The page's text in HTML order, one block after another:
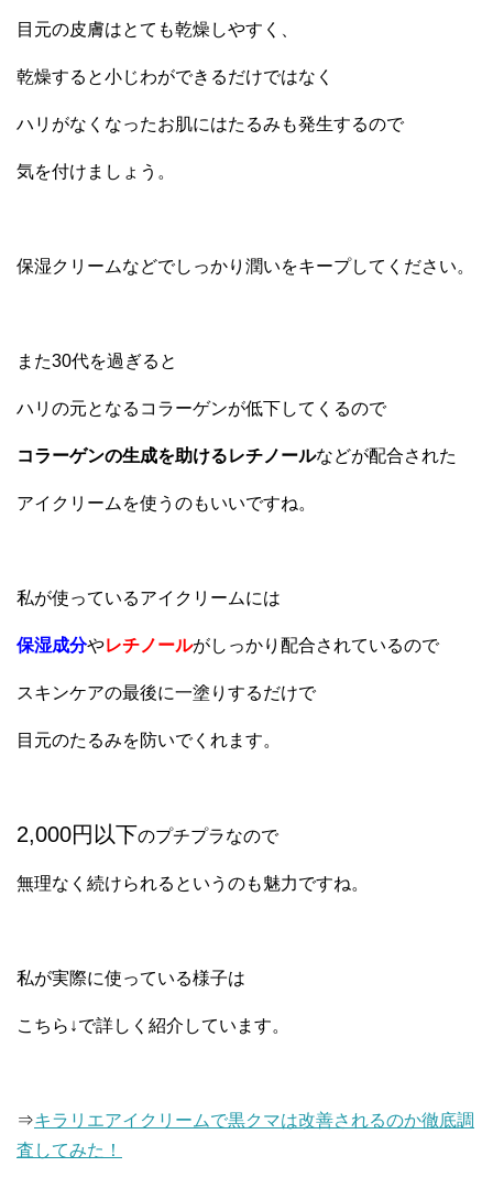
目元の皮膚はとても乾燥しやすく、
乾燥すると小じわができるだけではなく
ハリがなくなったお肌にはたるみも発生するので
気を付けましょう。
保湿クリームなどでしっかり潤いをキープしてください。
また30代を過ぎると
ハリの元となるコラーゲンが低下してくるので
コラーゲンの生成を助けるレチノールなどが配合された
アイクリームを使うのもいいですね。
私が使っているアイクリームには
保湿成分やレチノールがしっかり配合されているので
スキンケアの最後に一塗りするだけで
目元のたるみを防いでくれます。
2,000円以下のプチプラなので
無理なく続けられるというのも魅力ですね。
私が実際に使っている様子は
こちら↓で詳しく紹介しています。
⇒キラリエアイクリームで黒クマは改善されるのか徹底調
査してみた！